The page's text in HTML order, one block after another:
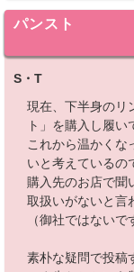
パンスト
S・T
現在、下半身のリ
ト」を購入し履い
これから温かくな
いと考えているの
購入先のお店で聞
取扱いがないと言
（御社ではないで
素朴な疑問で投稿